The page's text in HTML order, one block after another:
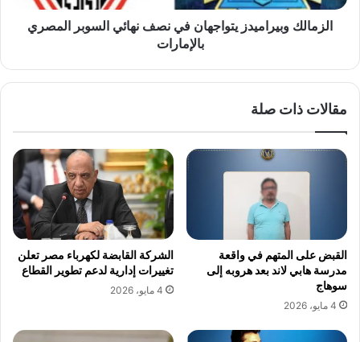
بالإمارات
الزمالك وبيراميدز يتواجهان في نصف نهائي السوبر المصري
بالإمارات
مقالات ذات صلة
القبض على المتهم في واقعة
مدرسة هابي لاند بعد هروبه إلى
سوهاج
4 مايو، 2026
الشركة القابضة لكهرباء مصر تعلن
تغييرات إدارية لدعم تطوير القطاع
4 مايو، 2026